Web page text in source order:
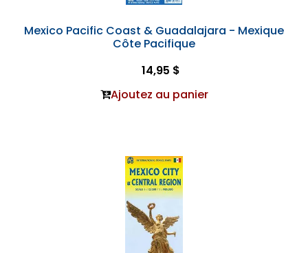
Mexico Pacific Coast & Guadalajara - Mexique
Côte Pacifique
14,95 $
Ajoutez au panier